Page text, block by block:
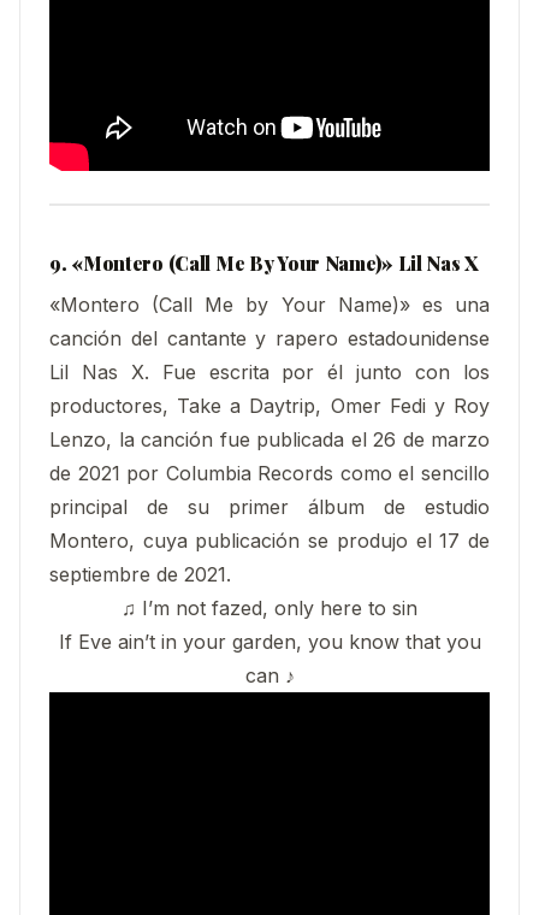
9. «Montero (Call Me By Your Name)» Lil Nas X
«Montero (Call Me by Your Name)» es una
canción del cantante y rapero estadounidense
Lil Nas X. Fue escrita por él junto con los
productores, Take a Daytrip, Omer Fedi y Roy
Lenzo, la canción fue publicada el 26 de marzo
de 2021 por Columbia Records como el sencillo
principal de su primer álbum de estudio
Montero, cuya publicación se produjo el 17 de
septiembre de 2021.
♫ I’m not fazed, only here to sin
If Eve ain’t in your garden, you know that you
can ♪